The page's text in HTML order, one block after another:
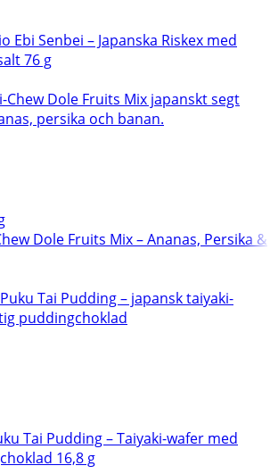
Ebi Senbei – Japanska Riskex med
76 g
Dole Fruits Mix – Ananas, Persika &
Tai Pudding – Taiyaki-wafer med
16,8 g